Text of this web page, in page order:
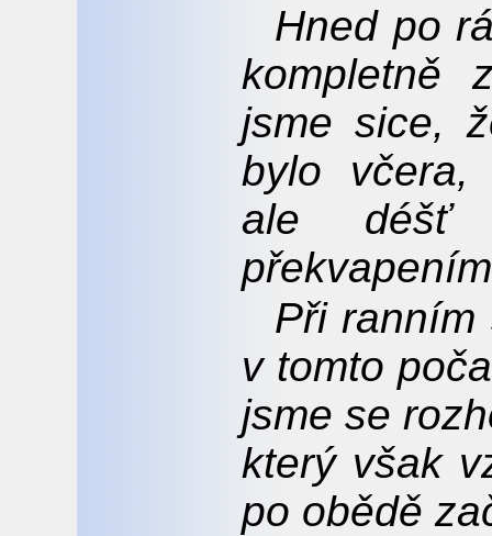
Hned po
kompletně
jsme sice,
bylo včera,
ale
Při
v tomto
jsme se
který však
po obědě